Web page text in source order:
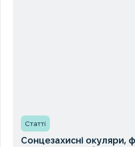
Статті
Сонцезахисні окуляри,